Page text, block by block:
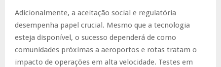
Adicionalmente, a aceitação social e regulatória
desempenha papel crucial. Mesmo que a tecnologia
esteja disponível, o sucesso dependerá de como
comunidades próximas a aeroportos e rotas tratam o
impacto de operações em alta velocidade. Testes em